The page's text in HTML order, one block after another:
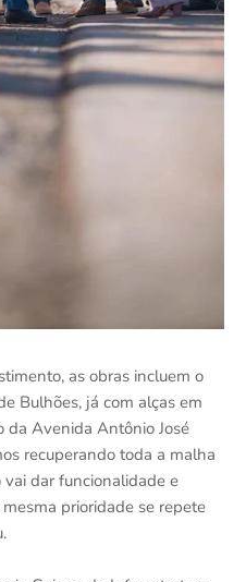
as obras incluem o
Bulhões, já com alças em
da Avenida Antônio José
recuperando toda a malha
vai dar funcionalidade e
prioridade se repete